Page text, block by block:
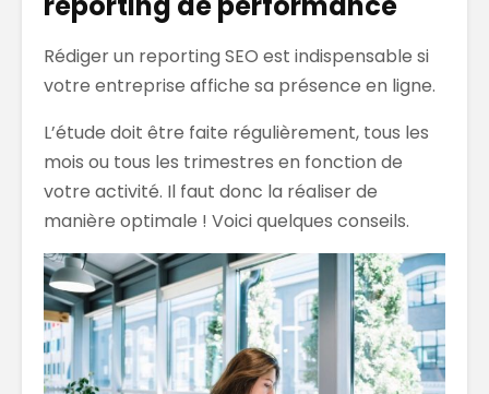
Rédiger un reporting SEO est indispensable si
votre entreprise affiche sa présence en ligne.
L’étude doit être faite régulièrement, tous les
mois ou tous les trimestres en fonction de
votre activité. Il faut donc la réaliser de
manière optimale ! Voici quelques conseils.